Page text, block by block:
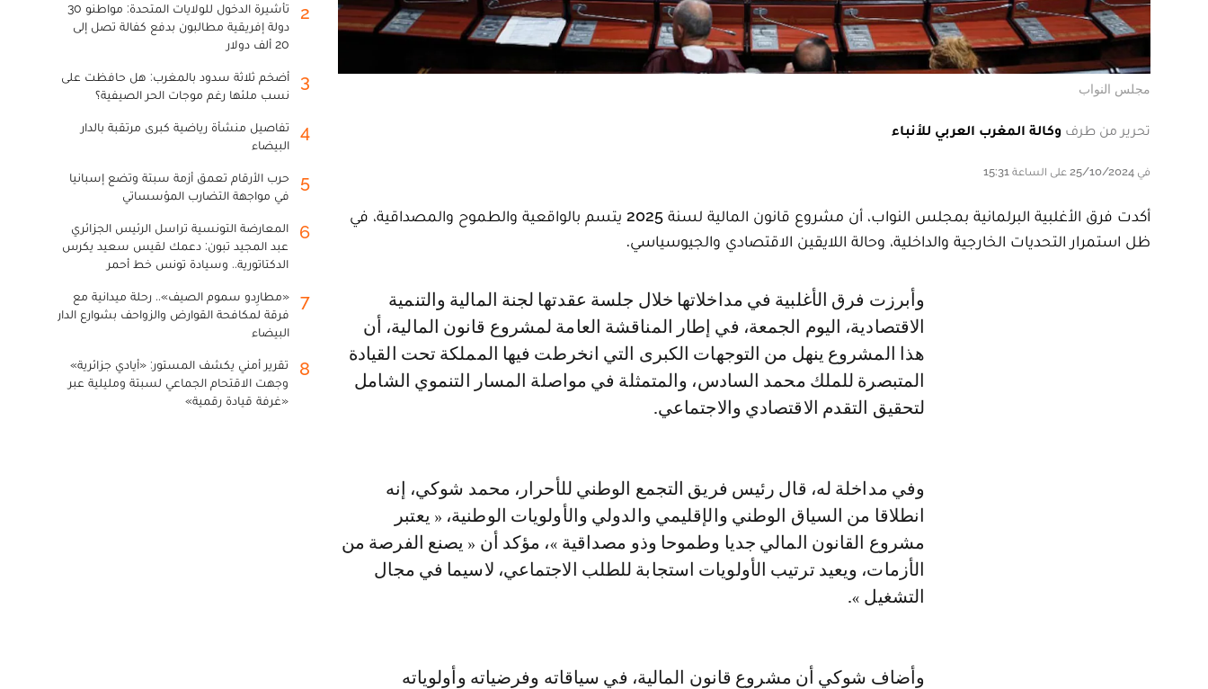
مجلس النواب
تحرير من طرف وكالة المغرب العربي للأنباء
في 25/10/2024 على الساعة 15:31
أكدت فرق الأغلبية البرلمانية بمجلس النواب، أن مشروع قانون المالية لسنة 2025 يتسم بالواقعية والطموح والمصداقية، في
ظل استمرار التحديات الخارجية والداخلية، وحالة اللايقين الاقتصادي والجيوسياسي.
وأبرزت فرق الأغلبية في مداخلاتها خلال جلسة عقدتها لجنة المالية والتنمية
الاقتصادية، اليوم الجمعة، في إطار المناقشة العامة لمشروع قانون المالية، أن
هذا المشروع ينهل من التوجهات الكبرى التي انخرطت فيها المملكة تحت القيادة
المتبصرة للملك محمد السادس، والمتمثلة في مواصلة المسار التنموي الشامل
لتحقيق التقدم الاقتصادي والاجتماعي.
وفي مداخلة له، قال رئيس فريق التجمع الوطني للأحرار، محمد شوكي، إنه
انطلاقا من السياق الوطني والإقليمي والدولي والأولويات الوطنية، « يعتبر
مشروع القانون المالي جديا وطموحا وذو مصداقية »، مؤكد أن « يصنع الفرصة من
الأزمات، ويعيد ترتيب الأولويات استجابة للطلب الاجتماعي، لاسيما في مجال
التشغيل ».
وأضاف شوكي أن مشروع قانون المالية، في سياقاته وفرضياته وأولوياته
2
تأشيرة الدخول للولايات المتحدة: مواطنو 30
دولة إفريقية مطالبون بدفع كفالة تصل إلى
20 ألف دولار
3
أضخم ثلاثة سدود بالمغرب: هل حافظت على
نسب ملئها رغم موجات الحر الصيفية؟
4
تفاصيل منشأة رياضية كبرى مرتقبة بالدار
البيضاء
5
حرب الأرقام تعمق أزمة سبتة وتضع إسبانيا
في مواجهة التضارب المؤسساتي
6
المعارضة التونسية تراسل الرئيس الجزائري
عبد المجيد تبون: دعمك لقيس سعيد يكرس
الدكتاتورية.. وسيادة تونس خط أحمر
7
«مطارِدو سموم الصيف».. رحلة ميدانية مع
فرقة لمكافحة القوارض والزواحف بشوارع الدار
البيضاء
8
تقرير أمني يكشف المستور: «أيادي جزائرية»
وجهت الاقتحام الجماعي لسبتة ومليلية عبر
«غرفة قيادة رقمية»